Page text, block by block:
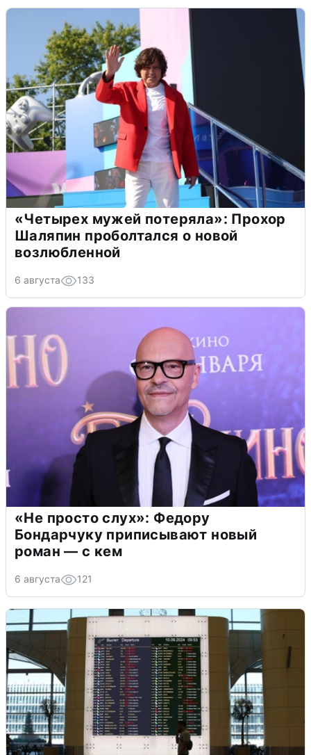
«Четырех мужей потеряла»: Прохор
Шаляпин проболтался о новой
возлюбленной
6 августа 133
«Не просто слух»: Федору
Бондарчуку приписывают новый
роман — с кем
6 августа 121